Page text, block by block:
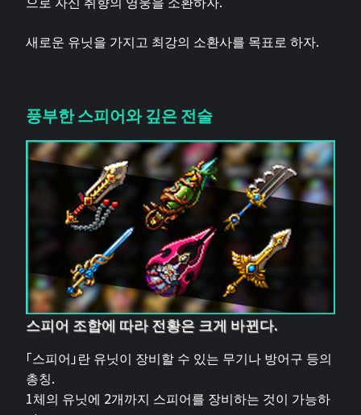
새로운 유닛을 가지고 최강의 소환사를 목표로 하자.
풍부한 스피어와 깊은 전술
스피어 조합에 따라 전황은 크게 바뀐다.
「스피어」란 유닛이 장비할 수 있는 무기나 방어구 등의
총칭.
1체의 유닛에 2개까지 스피어를 장비하는 것이 가능하